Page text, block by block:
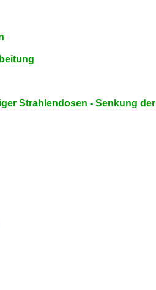
Strahlendosen - Senkung der